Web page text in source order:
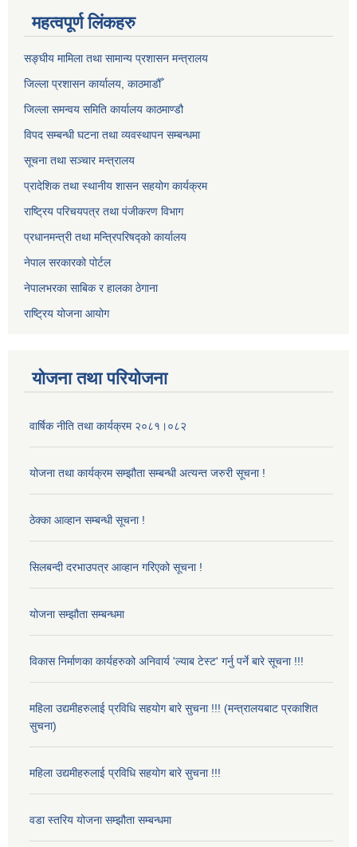
महत्वपूर्ण लिंकहरु
सङ्‍घीय मामिला तथा सामान्य प्रशासन मन्त्रालय
जिल्ला प्रशासन कार्यालय, काठमाडौँ
जिल्ला समन्वय समिति कार्यालय काठमाण्ड‌ौ
विपद सम्बन्धी घटना तथा व्यवस्थापन सम्बन्धमा
सूचना तथा सञ्चार मन्त्रालय
प्रादेशिक तथा स्थानीय शासन सहयोग कार्यक्रम
राष्ट्रिय परिचयपत्र तथा पंजीकरण विभाग
प्रधानमन्त्री तथा मन्त्रिपरिषद्को कार्यालय
नेपाल सरकारको पोर्टल
नेपालभरका साबिक र हालका ठेगाना
राष्ट्रिय योजना आयोग
योजना तथा परियोजना
वार्षिक नीति तथा कार्यक्रम २०८१।०८२
योजना तथा कार्यक्रम सम्झौता सम्बन्धी अत्यन्त जरुरी सूचना !
ठेक्का आव्हान सम्बन्धी सूचना !
सिलबन्दी दरभाउपत्र आव्हान गरिएको सूचना !
योजना सम्झौता सम्बन्धमा
विकास निर्माणका कार्यहरुको अनिवार्य 'ल्याब टेस्ट' गर्नु पर्ने बारे सूचना !!!
महिला उद्यमीहरुलाई प्रविधि सहयोग बारे सुचना !!! (मन्त्रालयबाट प्रकाशित
सुचना)
महिला उद्यमीहरुलाई प्रविधि सहयोग बारे सुचना !!!
वडा स्तरिय योजना सम्झौता सम्बन्धमा